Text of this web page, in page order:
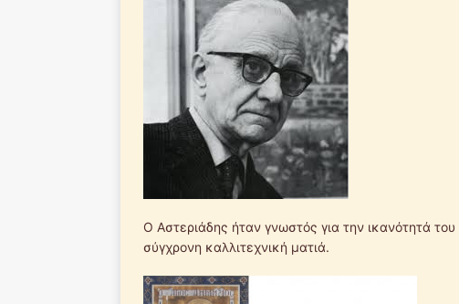
Ο Αστεριάδης ήταν γνωστός για την ικανότητά
σύγχρονη καλλιτεχνική ματιά.